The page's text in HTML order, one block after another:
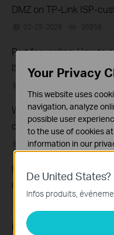
DMZ on TP-Link ISP-
02-25-2026 35958
Port forwarding: How to
ISP-customized Router
What if the internet
connected to the TP-
02-14-2026 36657
How to set up an IPv6
customized devices
How to back up and
De United States?
Infos produits,
Your Privacy
This website uses
navigation, analyze
possible user
to the use of cookies
information in our
Ces cookies sont
site Web et ne peuvent
systèmes.
Cookies d'analyse et